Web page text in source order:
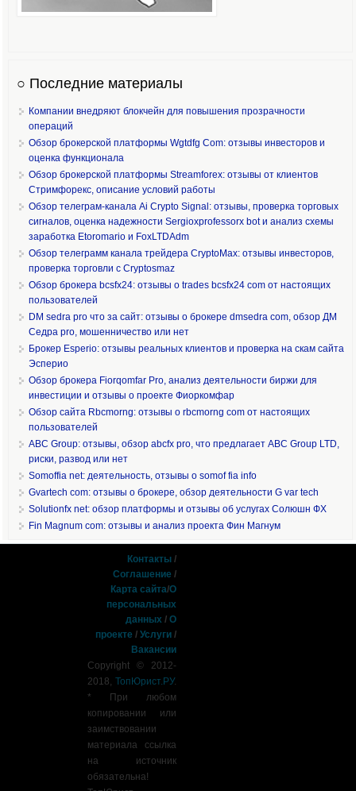
○ Последние материалы
Компании внедряют блокчейн для повышения прозрачности
операций
Обзор брокерской платформы Wgtdfg Com: отзывы инвесторов и
оценка функционала
Обзор брокерской платформы Streamforex: отзывы от клиентов
Стримфорекс, описание условий работы
Обзор телеграм-канала Ai Crypto Signal: отзывы, проверка торговых
сигналов, оценка надежности Sergioxprofessorx bot и анализ схемы
заработка Etoromario и FoxLTDAdm
Обзор телеграмм канала трейдера CryptoMax: отзывы инвесторов,
проверка торговли с Cryptosmaz
Обзор брокера bcsfx24: отзывы о trades bcsfx24 com от настоящих
пользователей
DM sedra pro что за сайт: отзывы о брокере dmsedra com, обзор ДМ
Седра pro, мошенничество или нет
Брокер Esperio: отзывы реальных клиентов и проверка на скам сайта
Эсперио
Обзор брокера Fiorqomfar Pro, анализ деятельности биржи для
инвестиции и отзывы о проекте Фиоркомфар
Обзор сайта Rbcmorng: отзывы о rbcmorng com от настоящих
пользователей
ABC Group: отзывы, обзор abcfx pro, что предлагает ABC Group LTD,
риски, развод или нет
Somoffia net: деятельность, отзывы о somof fia info
Gvartech com: отзывы о брокере, обзор деятельности G var tech
Solutionfx net: обзор платформы и отзывы об услугах Солюшн ФХ
Fin Magnum com: отзывы и анализ проекта Фин Магнум
Контакты /
Соглашение /
Карта сайта/О
персональных
данных /О
проекте /Услуги /
Вакансии
Copyright © 2012-
2018,ТопЮрист.РУ.
* При любом
копировании или
заимствовании
материала ссылка
на источник
обязательна!